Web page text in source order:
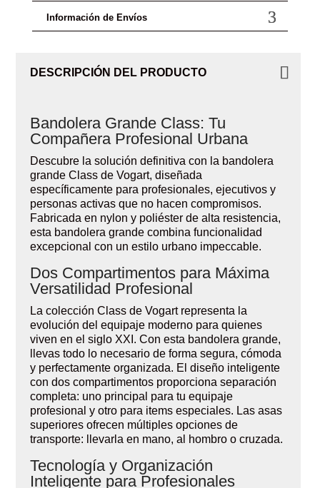
Información de Envíos
DESCRIPCIÓN DEL PRODUCTO
Bandolera Grande Class: Tu
Compañera Profesional Urbana
Descubre la solución definitiva con la bandolera
grande Class de Vogart, diseñada
específicamente para profesionales, ejecutivos y
personas activas que no hacen compromisos.
Fabricada en nylon y poliéster de alta resistencia,
esta bandolera grande combina funcionalidad
excepcional con un estilo urbano impeccable.
Dos Compartimentos para Máxima
Versatilidad Profesional
La colección Class de Vogart representa la
evolución del equipaje moderno para quienes
viven en el siglo XXI. Con esta bandolera grande,
llevas todo lo necesario de forma segura, cómoda
y perfectamente organizada. El diseño inteligente
con dos compartimentos proporciona separación
completa: uno principal para tu equipaje
profesional y otro para items especiales. Las asas
superiores ofrecen múltiples opciones de
transporte: llevarla en mano, al hombro o cruzada.
Tecnología y Organización
Inteligente para Profesionales